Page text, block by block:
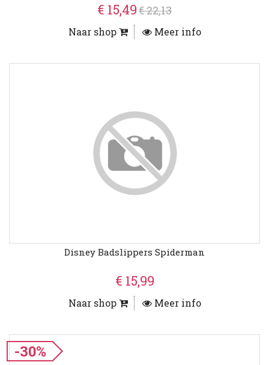
€ 15,49€ 22,13
Naar shop Meer info
Disney Badslippers Spiderman
€ 15,99
Naar shop Meer info
-30%